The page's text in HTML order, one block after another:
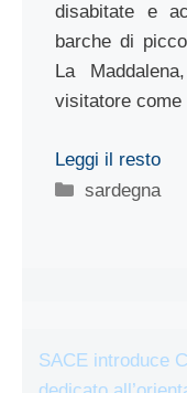
disabitate e
barche di
La
visitatore come
Leggi il resto
Categorie
sardegna
SACE introduce